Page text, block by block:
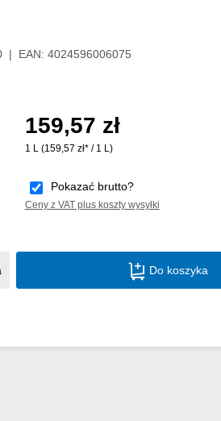
| EAN: 4024596006075
Cena regularna:
159,57 zł
1 L (159,57 zł* / 1 L)
Pokazać brutto?
Ceny z VAT plus koszty wysyłki
Ilość produktu: Do koszyka